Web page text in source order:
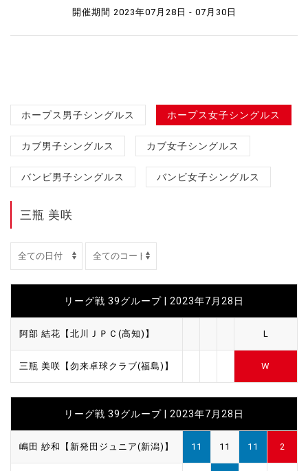
開催期間 2023年07月28日 - 07月30日
ホープス男子シングルス ホープス女子シングルス
カブ男子シングルス カブ女子シングルス
バンビ男子シングルス バンビ女子シングルス
三瓶 美咲
リーグ戦 39グループ | 2023年7月28日
阿部 結花【北川ＪＰＣ(高知)】 L
三瓶 美咲【勿来卓球クラブ(福島)】 W
リーグ戦 39グループ | 2023年7月28日
嶋田 紗和【新発田ジュニア(新潟)】 11 11 11 2